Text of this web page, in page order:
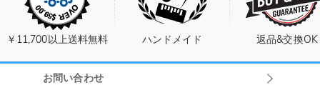
￥11,700以上送料無料 ハンドメイド 返品&交換OK
お問い合わせ